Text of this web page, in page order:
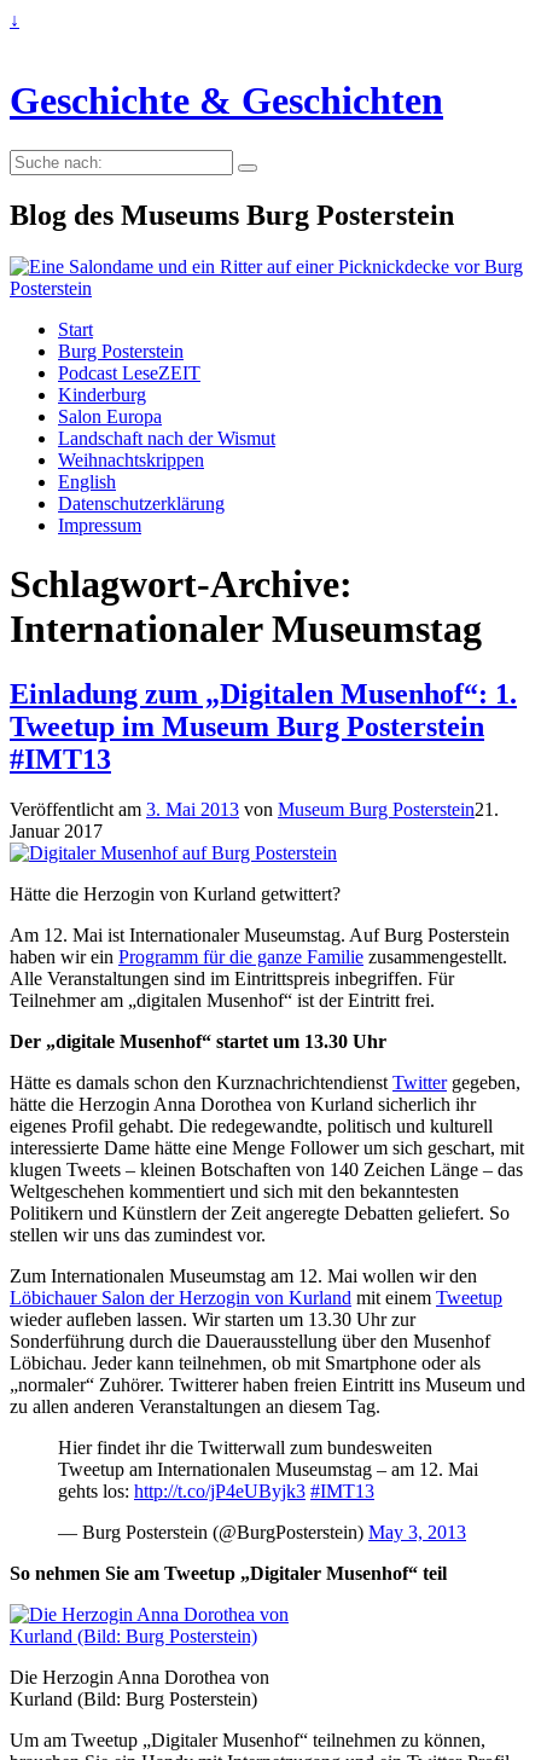
↓
Geschichte & Geschichten
Suche
nach:
Blog des Museums Burg Posterstein
Start
Burg Posterstein
Podcast LeseZEIT
Kinderburg
Salon Europa
Landschaft nach der Wismut
Weihnachtskrippen
English
Datenschutzerklärung
Impressum
Schlagwort-Archive:
Internationaler Museumstag
Einladung zum „Digitalen Musenhof“: 1.
Tweetup im Museum Burg Posterstein
#IMT13
Veröffentlicht am 3. Mai 2013 von Museum Burg Posterstein21.
Januar 2017
Hätte die Herzogin von Kurland getwittert?
Am 12. Mai ist Internationaler Museumstag. Auf Burg Posterstein
haben wir ein Programm für die ganze Familie zusammengestellt.
Alle Veranstaltungen sind im Eintrittspreis inbegriffen. Für
Teilnehmer am „digitalen Musenhof“ ist der Eintritt frei.
Der „digitale Musenhof“ startet um 13.30 Uhr
Hätte es damals schon den KurznachrichtendienstTwittergegeben,
hätte die Herzogin Anna Dorothea von Kurland sicherlich ihr
eigenes Profil gehabt. Die redegewandte, politisch und kulturell
interessierte Dame hätte eine Menge Follower um sich geschart, mit
klugen Tweets – kleinen Botschaften von 140 Zeichen Länge – das
Weltgeschehen kommentiert und sich mit den bekanntesten
Politikern und Künstlern der Zeit angeregte Debatten geliefert. So
stellen wir uns das zumindest vor.
Zum Internationalen Museumstag am 12. Mai wollen wir den
Löbichauer Salon der Herzogin von Kurland mit einem Tweetup
wieder aufleben lassen. Wir starten um 13.30 Uhr zur
Sonderführung durch die Dauerausstellung über den Musenhof
Löbichau. Jeder kann teilnehmen, ob mit Smartphone oder als
„normaler“ Zuhörer. Twitterer haben freien Eintritt ins Museum und
zu allen anderen Veranstaltungen an diesem Tag.
Hier findet ihr die Twitterwall zum bundesweiten
Tweetup am Internationalen Museumstag – am 12. Mai
gehts los: http://t.co/jP4eUByjk3 #IMT13
— Burg Posterstein (@BurgPosterstein) May 3, 2013
So nehmen Sie am Tweetup „Digitaler Musenhof“ teil
Die Herzogin Anna Dorothea von
Kurland (Bild: Burg Posterstein)
Um am Tweetup „Digitaler Musenhof“ teilnehmen zu können,